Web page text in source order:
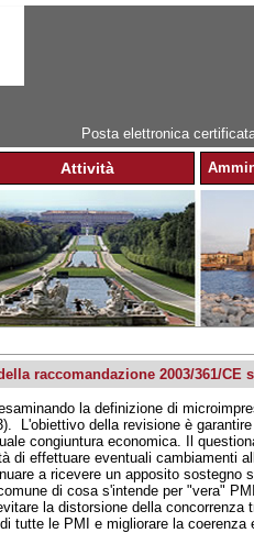
Posta elettronica
Attività
raccomandazione 2003/361/CE
la definizione di
L'obiettivo della revisione è
congiuntura economica. Il
di effettuare eventuali cambiamenti
a ricevere un apposito sostegno
di cosa s'intende per "vera"
la distorsione della concorrenza
tutte le PMI e migliorare la coerenza